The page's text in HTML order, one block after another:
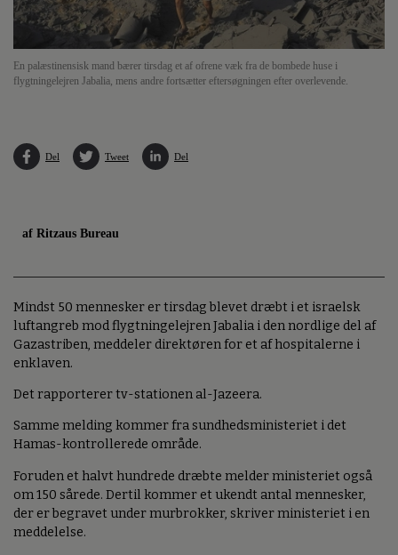
En palæstinensisk mand bærer tirsdag et af ofrene væk fra de bombede huse i
flygtningelejren Jabalia, mens andre fortsætter eftersøgningen efter overlevende.
Del Tweet Del
af Ritzaus Bureau
Mindst 50 mennesker er tirsdag blevet dræbt i et israelsk
luftangreb mod flygtningelejren Jabalia i den nordlige del af
Gazastriben, meddeler direktøren for et af hospitalerne i
enklaven.
Det rapporterer tv-stationen al-Jazeera.
Samme melding kommer fra sundhedsministeriet i det
Hamas-kontrollerede område.
Foruden et halvt hundrede dræbte melder ministeriet også
om 150 sårede. Dertil kommer et ukendt antal mennesker,
der er begravet under murbrokker, skriver ministeriet i en
meddelelse.